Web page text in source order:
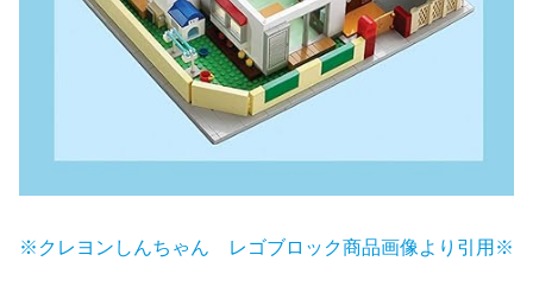
※クレヨンしんちゃん レゴブロック商品画像より引用 ※